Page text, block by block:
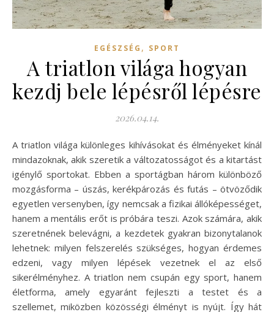
EGÉSZSÉG , SPORT
A triatlon világa hogyan
kezdj bele lépésről lépésre
2026.04.14.
A triatlon világa különleges kihívásokat és élményeket kínál
mindazoknak, akik szeretik a változatosságot és a kitartást
igénylő sportokat. Ebben a sportágban három különböző
mozgásforma – úszás, kerékpározás és futás – ötvöződik
egyetlen versenyben, így nemcsak a fizikai állóképességet,
hanem a mentális erőt is próbára teszi. Azok számára, akik
szeretnének belevágni, a kezdetek gyakran bizonytalanok
lehetnek: milyen felszerelés szükséges, hogyan érdemes
edzeni, vagy milyen lépések vezetnek el az első
sikerélményhez. A triatlon nem csupán egy sport, hanem
életforma, amely egyaránt fejleszti a testet és a
szellemet, miközben közösségi élményt is nyújt. Így hát